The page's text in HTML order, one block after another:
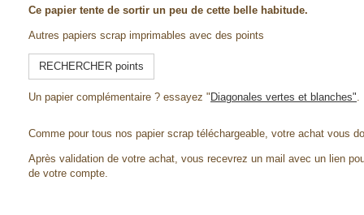
Ce papier tente de sortir un peu de cette belle habitude.
Autres papiers scrap imprimables avec des points
RECHERCHER points
Un papier complémentaire ? essayez " Diagonales vertes et blanches".
Comme pour tous nos papier scrap téléchargeable, votre achat vous
Après validation de votre achat, vous recevrez un mail avec un lien
de votre compte.